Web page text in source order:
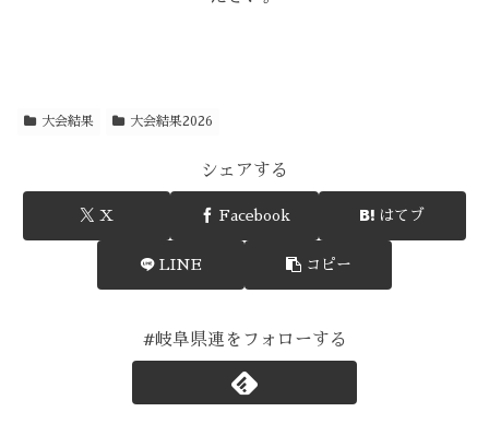
大会結果 大会結果2026
シェアする
X Facebook はてブ
LINE コピー
#岐阜県連をフォローする